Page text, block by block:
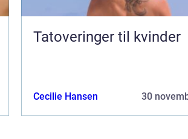
Tatoveringer til kvinder
Cecilie Hansen 30